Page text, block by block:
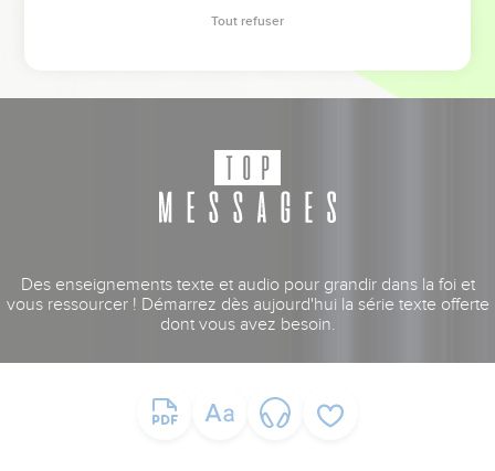
Des enseignements texte et audio pour grandir dans la foi et
vous ressourcer ! Démarrez dès aujourd'hui la série texte offerte
dont vous avez besoin.
Tout refuser